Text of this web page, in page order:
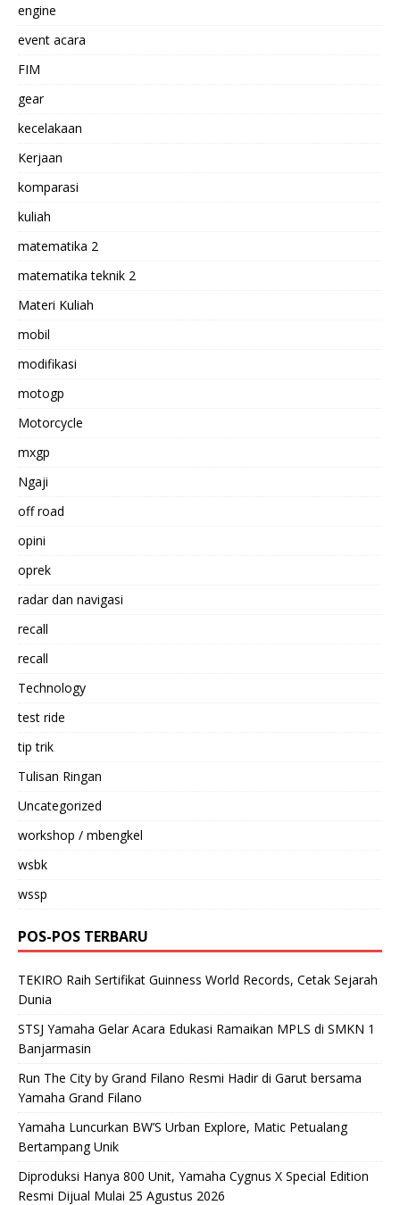
engine
event acara
FIM
gear
kecelakaan
Kerjaan
komparasi
kuliah
matematika 2
matematika teknik 2
Materi Kuliah
mobil
modifikasi
motogp
Motorcycle
mxgp
Ngaji
off road
opini
oprek
radar dan navigasi
recall
recall
Technology
test ride
tip trik
Tulisan Ringan
Uncategorized
workshop / mbengkel
wsbk
wssp
POS-POS TERBARU
TEKIRO Raih Sertifikat Guinness World Records, Cetak Sejarah
Dunia
STSJ Yamaha Gelar Acara Edukasi Ramaikan MPLS di SMKN 1
Banjarmasin
Run The City by Grand Filano Resmi Hadir di Garut bersama
Yamaha Grand Filano
Yamaha Luncurkan BW’S Urban Explore, Matic Petualang
Bertampang Unik
Diproduksi Hanya 800 Unit, Yamaha Cygnus X Special Edition
Resmi Dijual Mulai 25 Agustus 2026